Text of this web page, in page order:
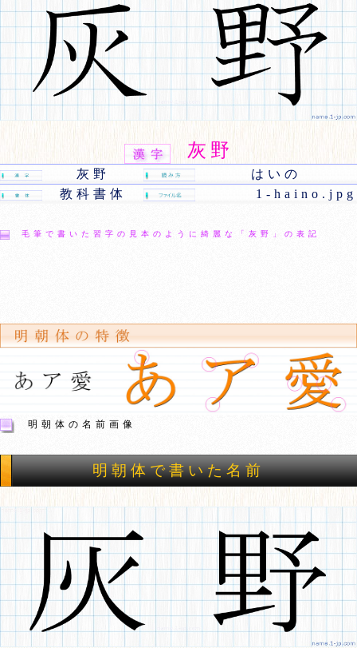
灰野
灰野
はいの
教科書体
1-haino.jpg
毛筆で書いた習字の見本のように綺麗な「灰野」の表記
明朝体の名前画像
明朝体で書いた名前